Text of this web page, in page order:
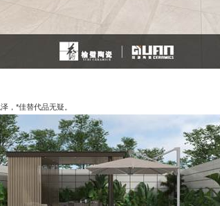
，*佳替代品无疑。